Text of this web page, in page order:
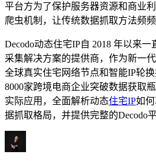
平台方为了保护服务器资源和商业
爬虫机制，让传统数据抓取方法频频
Decodo动态住宅IP自 2018 年以来
采集解决方案的提供商，作为新一
全球真实住宅网络节点和智能IP轮
8000家跨境电商企业突破数据获取
实际应用，全面解析动态住宅IP如
据抓取格局，并提供完整的Decodo